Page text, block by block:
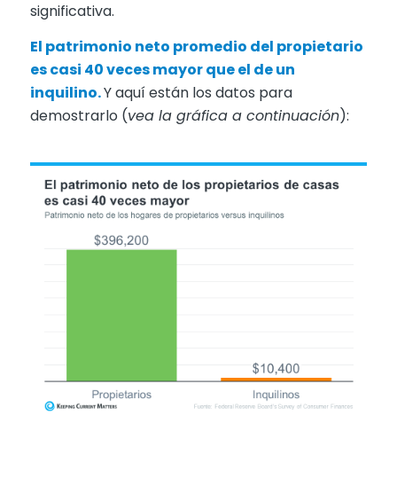
significativa.
El patrimonio neto promedio del propietario
es casi 40 veces mayor que el de un
inquilino.Y aquí están los datos para
demostrarlo (vea la gráfica a continuación):